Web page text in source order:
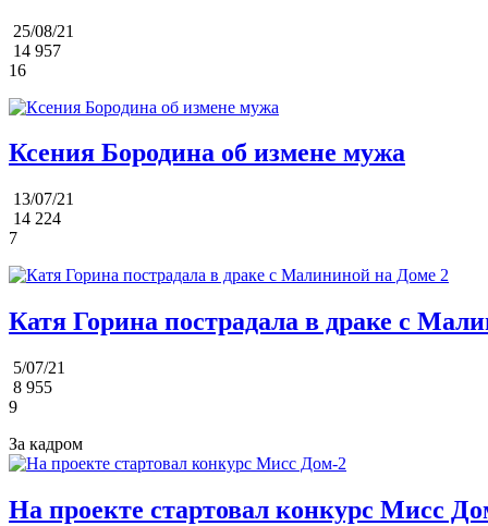
25/08/21
14 957
16
Ксения Бородина об измене мужа
13/07/21
14 224
7
Катя Горина пострадала в драке с
5/07/21
8 955
9
За кадром
На проекте стартовал конкурс Мисс